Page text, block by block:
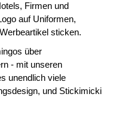
Firmen und
auf Uniformen,
sticken.
über
- mit unseren
unendlich viele
und Stickimicki